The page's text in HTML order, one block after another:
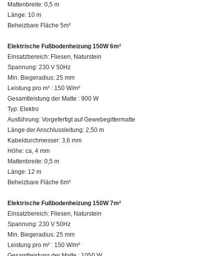
Mattenbreite: 0,5 m
Länge: 10 m
Beheizbare Fläche 5m²
Elektrische Fußbodenheizung 150W 6m²
Einsatzbereich: Fliesen, Naturstein
Spannung: 230 V 50Hz
Min. Biegeradius: 25 mm
Leistung pro m² : 150 W/m²
Gesamtleistung der Matte : 900 W
Typ: Elektro
Ausführung: Vorgefertigt auf Gewebegittermatte
Länge der Anschlussleitung: 2,50 m
Kabeldurchmesser: 3,6 mm
Höhe: ca, 4 mm
Mattenbreite: 0,5 m
Länge: 12 m
Beheizbare Fläche 6m²
Elektrische Fußbodenheizung 150W 7m²
Einsatzbereich: Fliesen, Naturstein
Spannung: 230 V 50Hz
Min. Biegeradius: 25 mm
Leistung pro m² : 150 W/m²